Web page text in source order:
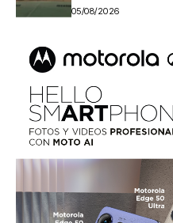
05/08/2026